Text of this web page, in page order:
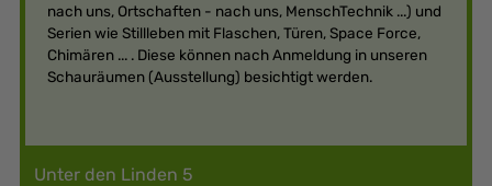
nach uns, Ortschaften - nach uns, MenschTechnik ...) und
Serien wie Stillleben mit Flaschen, Türen, Space Force,
Chimären ... . Diese können nach Anmeldung in unseren
Schauräumen (Ausstellung) besichtigt werden.
Unter den Linden 5